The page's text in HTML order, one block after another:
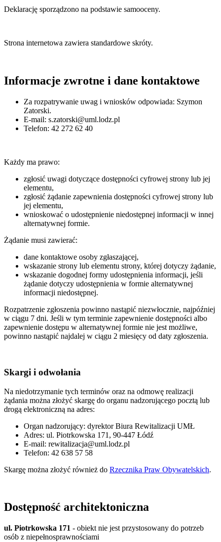
Deklarację sporządzono na podstawie samooceny.
Strona internetowa zawiera standardowe skróty.
Informacje zwrotne i dane kontaktowe
Za rozpatrywanie uwag i wniosków odpowiada: Szymon
Zatorski.
E-mail: s.zatorski@uml.lodz.pl
Telefon: 42 272 62 40
Każdy ma prawo:
zgłosić uwagi dotyczące dostępności cyfrowej strony lub jej
elementu,
zgłosić żądanie zapewnienia dostępności cyfrowej strony lub
jej elementu,
wnioskować o udostępnienie niedostępnej informacji w innej
alternatywnej formie.
Żądanie musi zawierać:
dane kontaktowe osoby zgłaszającej,
wskazanie strony lub elementu strony, której dotyczy żądanie,
wskazanie dogodnej formy udostępnienia informacji, jeśli
żądanie dotyczy udostępnienia w formie alternatywnej
informacji niedostępnej.
Rozpatrzenie zgłoszenia powinno nastąpić niezwłocznie, najpóźniej
w ciągu 7 dni. Jeśli w tym terminie zapewnienie dostępności albo
zapewnienie dostępu w alternatywnej formie nie jest możliwe,
powinno nastąpić najdalej w ciągu 2 miesięcy od daty zgłoszenia.
Skargi i odwołania
Na niedotrzymanie tych terminów oraz na odmowę realizacji
żądania można złożyć skargę do organu nadzorującego pocztą lub
drogą elektroniczną na adres:
Organ nadzorujący: dyrektor Biura Rewitalizacji UMŁ
Adres: ul. Piotrkowska 171, 90-447 Łódź
E-mail: rewitalizacja@uml.lodz.pl
Telefon: 42 638 57 58
Skargę można złożyć również do Rzecznika Praw Obywatelskich.
Dostępność architektoniczna
ul. Piotrkowska 171 - obiekt nie jest przystosowany do potrzeb
osób z niepełnosprawnościami